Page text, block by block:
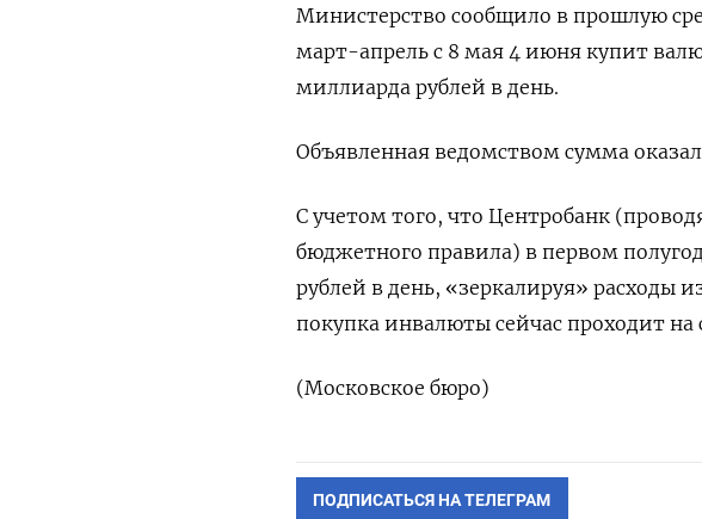
Министерство сообщило в прошлую
март-апрель ‌с 8 мая 4 июня купит
миллиарда рублей в день.
Объявленная ‌ведомством сумма
С учетом того, что Центробанк
бюджетного ​правила) в первом
рублей в день, «зеркалируя» расходы
покупка инвалюты сейчас проходит
(Московское бюро)
ПОДПИСАТЬСЯ НА ТЕЛЕГРАМ